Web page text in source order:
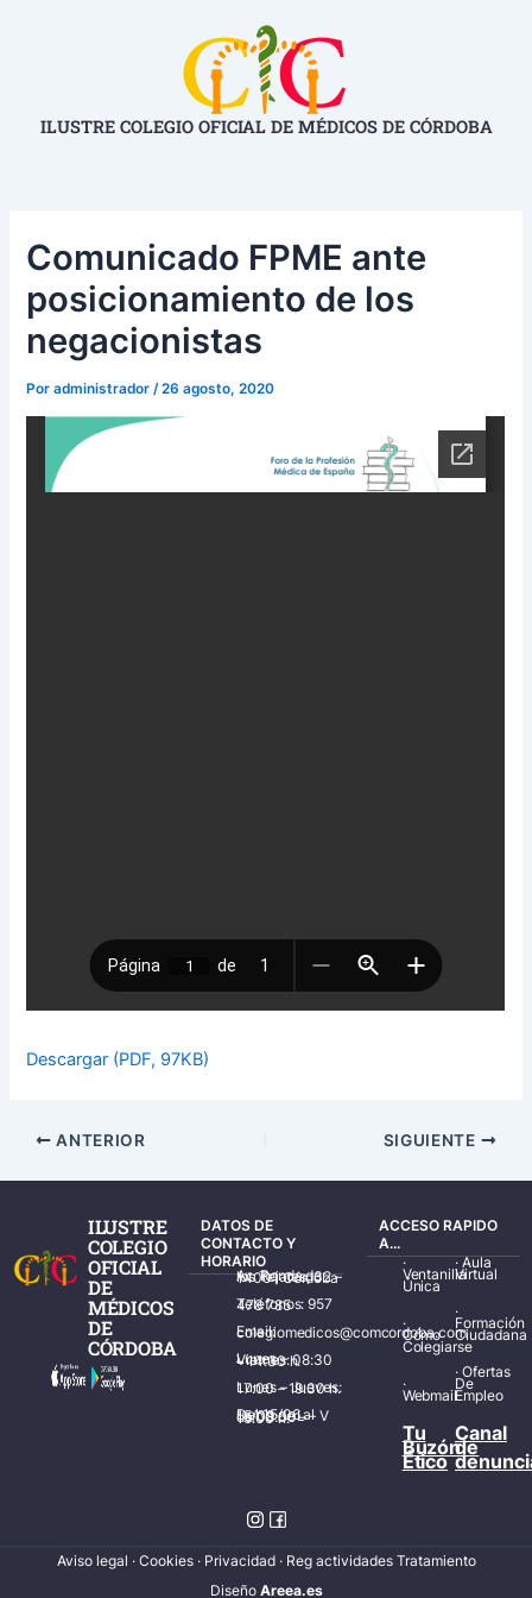
ILUSTRE COLEGIO OFICIAL DE MÉDICOS DE CÓRDOBA
Comunicado FPME ante
posicionamiento de los
negacionistas
Poradministrador /26 agosto, 2020
Descargar (PDF, 97KB)
ANTERIOR SIGUIENTE
ILUSTRE
COLEGIO
OFICIAL
DE
MÉDICOS
DE
CÓRDOBA
DATOS DE
CONTACTO Y
HORARIO
Av. Ronda de los Tejares, 32 – 14001 Córdoba
Teléfonos: 957 478 785
Email: colegiomedicos@comcordoba.com
Lunes – Viernes: 08:30 – 14:30 h.
Lunes – Jueves: 17:00 – 19:30 h.
Del 15/06 al 15/09 de L – V de 08:00 – 15:00 h.
ACCESO RAPIDO
A...
·
Ventanilla
Única
·
Cómo
Colegiarse
·
Webmail
·Aula
Virtual
·
Formación
Ciudadana
·Ofertas
De
Empleo
Tu
Buzón
Ético
Canal
de
Aviso legal · Cookies· Privacidad · Reg actividades Tratamiento
Diseño Areea.es